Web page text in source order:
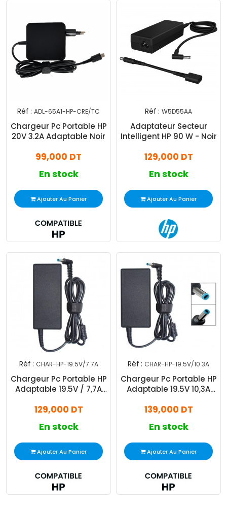
Réf : ADL-65A1-HP-CRE/TC
Chargeur Pc Portable HP
20V 3.2A Adaptable Noir
99,000 DT
En stock
Ajouter Au Panier
Réf : W5D55AA
Adaptateur Secteur
Intelligent HP 90 W - Noir
129,000 DT
En stock
Ajouter Au Panier
Réf : CHAR-HP-19.5V/7.7A
Chargeur Pc Portable HP
Adaptable 19.5V / 7,7A
129,000 DT
En stock
Ajouter Au Panier
Réf : CHAR-HP-19.5V/10.3A
Chargeur Pc Portable HP
Adaptable 19.5V 10,3A
139,000 DT
En stock
Ajouter Au Panier